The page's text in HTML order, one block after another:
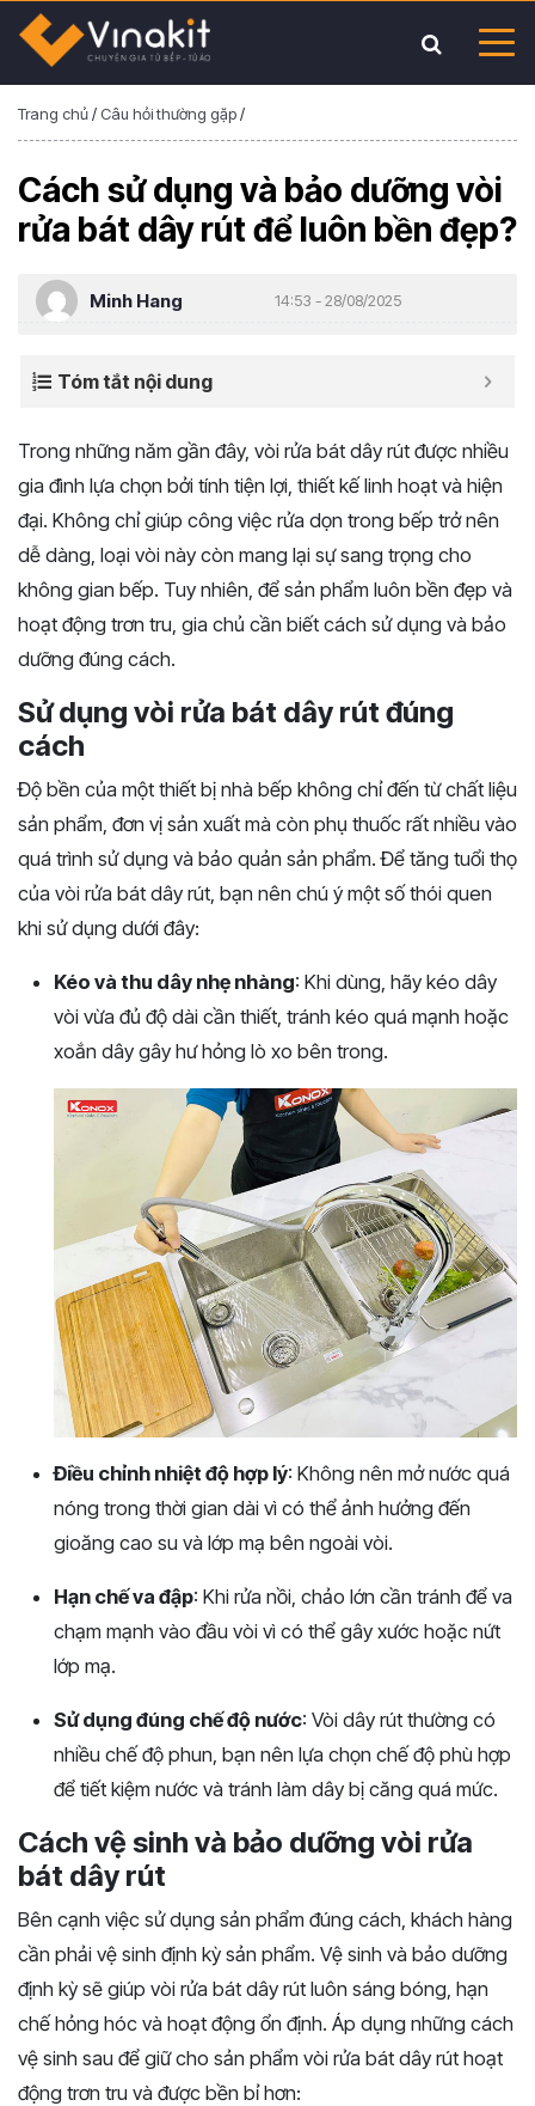
Trang chủ/ Câu hỏi thường gặp/
Cách sử dụng và bảo dưỡng vòi
rửa bát dây rút để luôn bền đẹp?
Minh Hang 14:53 - 28/08/2025
Tóm tắt nội dung
Trong những năm gần đây, vòi rửa bát dây rút được nhiều
gia đình lựa chọn bởi tính tiện lợi, thiết kế linh hoạt và hiện
đại. Không chỉ giúp công việc rửa dọn trong bếp trở nên
dễ dàng, loại vòi này còn mang lại sự sang trọng cho
không gian bếp. Tuy nhiên, để sản phẩm luôn bền đẹp và
hoạt động trơn tru, gia chủ cần biết cách sử dụng và bảo
dưỡng đúng cách.
Sử dụng vòi rửa bát dây rút đúng
cách
Độ bền của một thiết bị nhà bếp không chỉ đến từ chất liệu
sản phẩm, đơn vị sản xuất mà còn phụ thuốc rất nhiều vào
quá trình sử dụng và bảo quản sản phẩm. Để tăng tuổi thọ
của vòi rửa bát dây rút, bạn nên chú ý một số thói quen
khi sử dụng dưới đây:
Kéo và thu dây nhẹ nhàng: Khi dùng, hãy kéo dây
vòi vừa đủ độ dài cần thiết, tránh kéo quá mạnh hoặc
xoắn dây gây hư hỏng lò xo bên trong.
Điều chỉnh nhiệt độ hợp lý: Không nên mở nước quá
nóng trong thời gian dài vì có thể ảnh hưởng đến
gioăng cao su và lớp mạ bên ngoài vòi.
Hạn chế va đập: Khi rửa nồi, chảo lớn cần tránh để va
chạm mạnh vào đầu vòi vì có thể gây xước hoặc nứt
lớp mạ.
Sử dụng đúng chế độ nước: Vòi dây rút thường có
nhiều chế độ phun, bạn nên lựa chọn chế độ phù hợp
để tiết kiệm nước và tránh làm dây bị căng quá mức.
Cách vệ sinh và bảo dưỡng vòi rửa
bát dây rút
Bên cạnh việc sử dụng sản phẩm đúng cách, khách hàng
cần phải vệ sinh định kỳ sản phẩm. Vệ sinh và bảo dưỡng
định kỳ sẽ giúp vòi rửa bát dây rút luôn sáng bóng, hạn
chế hỏng hóc và hoạt động ổn định. Áp dụng những cách
vệ sinh sau để giữ cho sản phẩm vòi rửa bát dây rút hoạt
động trơn tru và được bền bỉ hơn: